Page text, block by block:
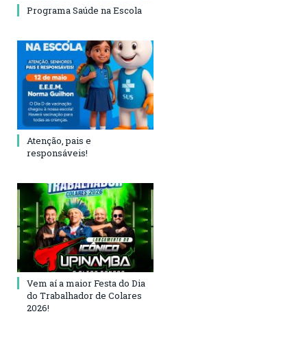
Programa Saúde na Escola
Atenção, pais e
responsáveis!
Vem aí a maior Festa do Dia
do Trabalhador de Colares
2026!